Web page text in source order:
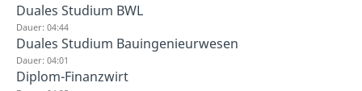
Duales Studium BWL
Dauer: 04:44
Duales Studium Bauingenieurwesen
Dauer: 04:01
Diplom-Finanzwirt